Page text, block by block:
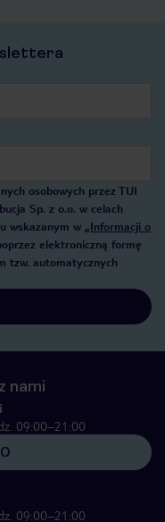
osobowych przez TUI
Sp. z o.o. w celach
wskazanym w „Informacji o
elektroniczną formę
tzw. automatycznych
nami
09:00–21:00
09:00–21:00